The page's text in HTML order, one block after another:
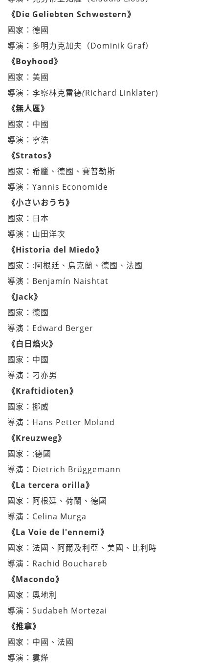
《Die Geliebten Schwestern》
國家：德國
導演：多明力克加夫（Dominik Graf）
《Boyhood》
國家：美國
導演：李察林克雷德(Richard Linklater)
《無人區》
國家：中國
導演：寧浩
《Stratos》
國家：希臘、德國、賽普勒斯
導演：Yannis Economide
《小さいおうち》
國家：日本
導演：山田洋次
《Historia del Miedo》
國家：:阿根廷、烏克蘭、德國、法國
導演：Benjamín Naishtat
《Jack》
國家：德國
導演：Edward Berger
《白日焰火》
國家：中國
導演：刁亦男
《Kraftidioten》
國家：挪威
導演：Hans Petter Moland
《Kreuzweg》
國家：:德國
導演：Dietrich Brüggemann
《La tercera orilla》
國家：阿根廷、荷蘭、德國
導演：Celina Murga
《La Voie de l'ennemi》
國家：法國、阿爾及利亞、美國、比利時
導演：Rachid Bouchareb
《Macondo》
國家：奧地利
導演：Sudabeh Mortezai
《推拿》
國家：中國、法國
導演：婁燁